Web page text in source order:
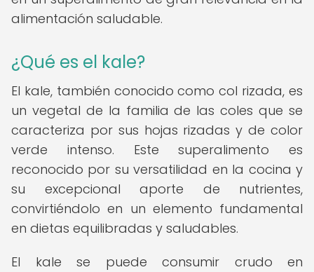
alimentación saludable.
¿Qué es el kale?
El kale, también conocido como col rizada, es
un vegetal de la familia de las coles que se
caracteriza por sus hojas rizadas y de color
verde intenso. Este superalimento es
reconocido por su versatilidad en la cocina y
su excepcional aporte de nutrientes,
convirtiéndolo en un elemento fundamental
en dietas equilibradas y saludables.
El kale se puede consumir crudo en